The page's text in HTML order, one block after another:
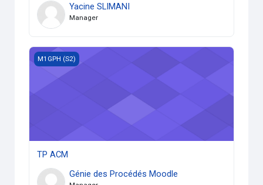
Yacine SLIMANI
Manager
TP ACM
M1GPH (S2)
TP ACM
Génie des Procédés Moodle